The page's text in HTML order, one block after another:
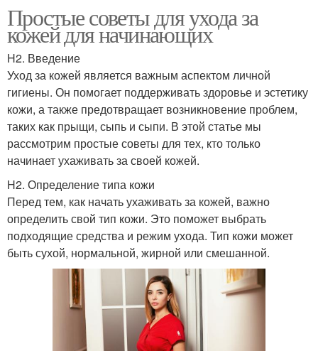
Простые советы для ухода за
кожей для начинающих
H2. Введение
Уход за кожей является важным аспектом личной
гигиены. Он помогает поддерживать здоровье и эстетику
кожи, а также предотвращает возникновение проблем,
таких как прыщи, сыпь и сыпи. В этой статье мы
рассмотрим простые советы для тех, кто только
начинает ухаживать за своей кожей.
H2. Определение типа кожи
Перед тем, как начать ухаживать за кожей, важно
определить свой тип кожи. Это поможет выбрать
подходящие средства и режим ухода. Тип кожи может
быть сухой, нормальной, жирной или смешанной.